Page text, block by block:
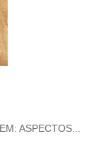
ASPECTOS...